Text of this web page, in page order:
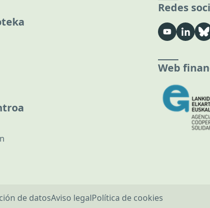
Redes
Web
de datosAviso legalPolítica de cookies